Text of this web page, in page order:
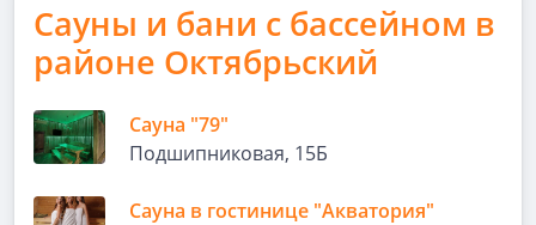
Сауны и бани с бассейном в
районе Октябрьский
Сауна "79"
Подшипниковая, 15Б
Сауна в гостинице "Акватория"